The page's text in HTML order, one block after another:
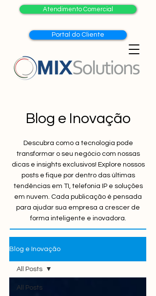
Atendimento Comercial
Portal do Cliente
Blog e Inovação
Descubra como a tecnologia pode
transformar o seu negócio com nossas
dicas e insights exclusivos! Explore nossos
posts e fique por dentro das últimas
tendências em TI, telefonia IP e soluções
em nuvem. Cada publicação é pensada
para ajudar sua empresa a crescer de
forma inteligente e inovadora.
Blog e Inovação
All Posts
All Posts